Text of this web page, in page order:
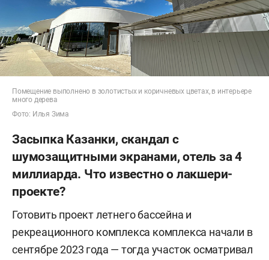
Помещение выполнено в золотистых и коричневых цветах, в интерьере
много дерева
Фото: Илья Зима
Засыпка Казанки, скандал с
шумозащитными экранами, отель за 4
миллиарда. Что известно о лакшери-
проекте?
Готовить проект летнего бассейна и
рекреационного комплекса комплекса начали в
сентябре 2023 года — тогда участок осматривал